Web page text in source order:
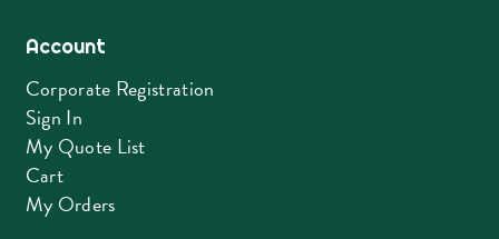
Account
Corporate Registration
Sign In
My Quote List
Cart
My Orders